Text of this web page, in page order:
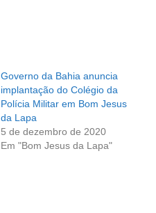
Governo da Bahia anuncia
implantação do Colégio da
Polícia Militar em Bom Jesus
da Lapa
5 de dezembro de 2020
Em "Bom Jesus da Lapa"